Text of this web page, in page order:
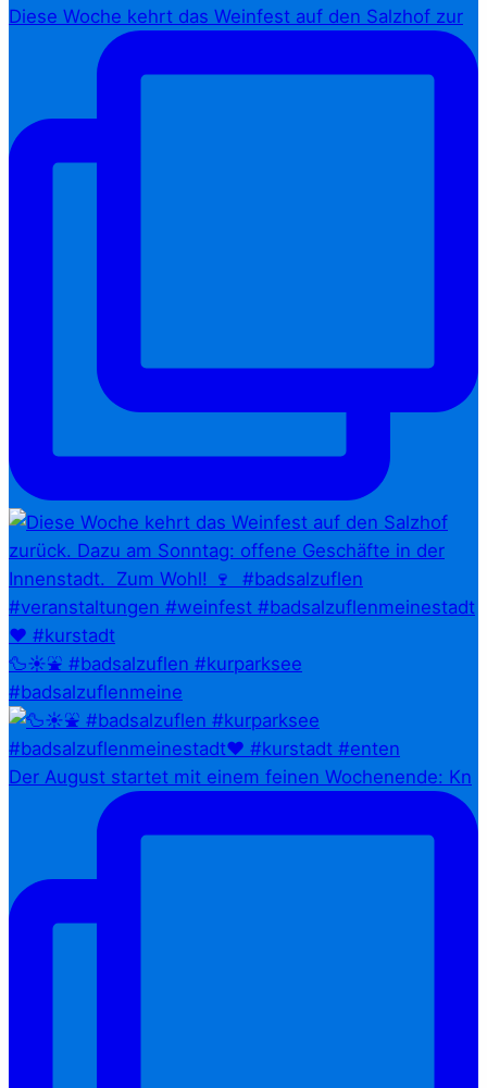
Diese Woche kehrt das Weinfest auf den Salzhof zur
🦆☀️⛲ #badsalzuflen #kurparksee
#badsalzuflenmeine
Der August startet mit einem feinen Wochenende: Kn